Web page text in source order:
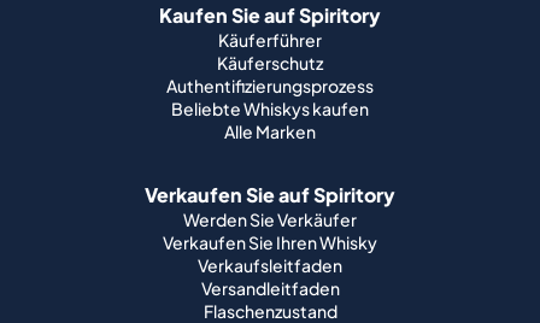
Kaufen Sie auf Spiritory
Käuferführer
Käuferschutz
Authentifizierungsprozess
Beliebte Whiskys kaufen
Alle Marken
Verkaufen Sie auf Spiritory
Werden Sie Verkäufer
Verkaufen Sie Ihren Whisky
Verkaufsleitfaden
Versandleitfaden
Flaschenzustand